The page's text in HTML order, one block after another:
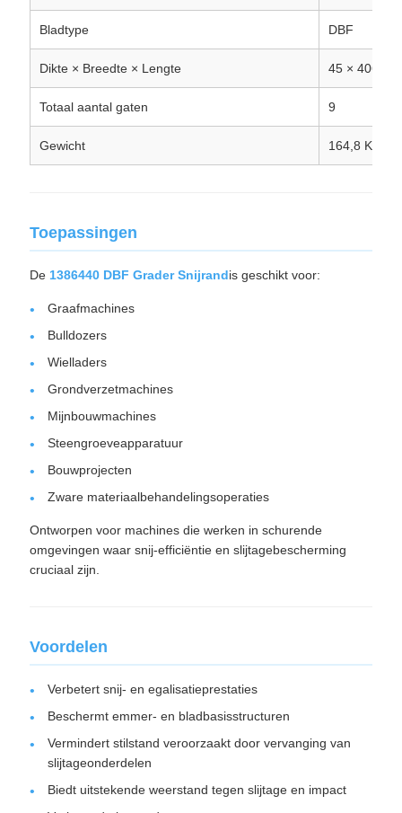
Bladtype DBF
Dikte × Breedte × Lengte 45 × 406 ×
Totaal aantal gaten 9
Gewicht 164,8 KG
Toepassingen
De 1386440 DBF Grader Snijrandis geschikt voor:
Graafmachines
Bulldozers
Wielladers
Grondverzetmachines
Mijnbouwmachines
Steengroeveapparatuur
Bouwprojecten
Zware materiaalbehandelingsoperaties
Ontworpen voor machines die werken in schurende
omgevingen waar snij-efficiëntie en slijtagebescherming
cruciaal zijn.
Voordelen
Verbetert snij- en egalisatieprestaties
Beschermt emmer- en bladbasisstructuren
Vermindert stilstand veroorzaakt door vervanging van
slijtageonderdelen
Biedt uitstekende weerstand tegen slijtage en impact